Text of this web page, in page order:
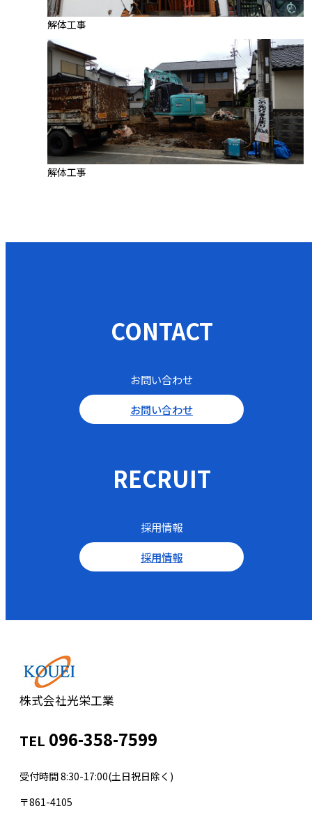
解体工事
解体工事
CONTACT
お問い合わせ
お問い合わせ
RECRUIT
採用情報
採用情報
株式会社光栄工業
TEL 096-358-7599
受付時間 8:30-17:00(土日祝日除く)
〒861-4105